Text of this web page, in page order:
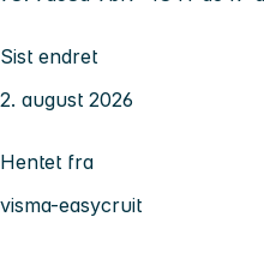
Sist endret
2. august 2026
Hentet fra
visma-easycruit